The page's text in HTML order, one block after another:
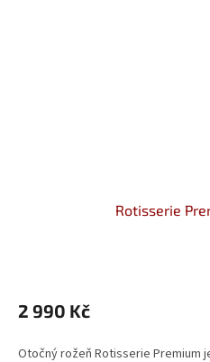
Rotisserie
2 990 Kč
Otočný rožeň Rotisserie Premium